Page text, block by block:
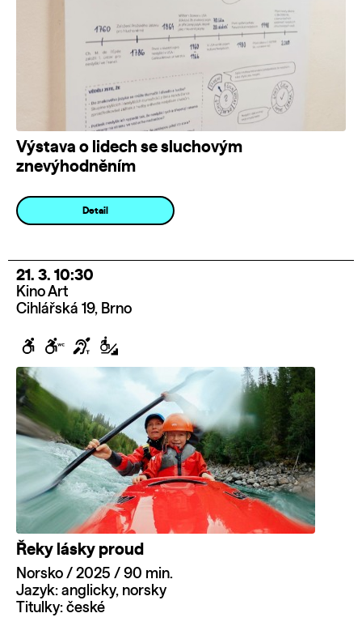
Výstava o lidech se sluchovým
znevýhodněním
Detail
21. 3. 10:30
Kino Art
Cihlářská 19, Brno
Řeky lásky proud
Norsko / 2025 / 90 min.
Jazyk: anglicky, norsky
Titulky: české